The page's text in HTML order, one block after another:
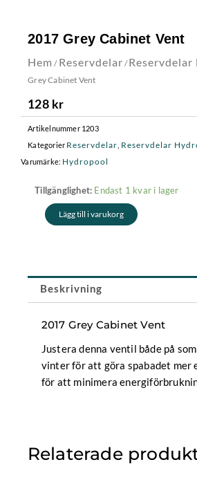
2017 Grey Cabinet Vent
Hem / Reservdelar /
Grey Cabinet Vent
128 kr
Artikelnummer 1203
Kategorier Reservdelar Reservdelar
Varumärke: Hydropool
Tillgänglighet: Endast 1 kvar i lager
2017
Grey
CabinetLägg till i varukorg
Beskrivning
2017 Grey Cabinet Vent
Justera denna ventil både på
vinter för att göra spabadet mer
för att minimera
Relaterade